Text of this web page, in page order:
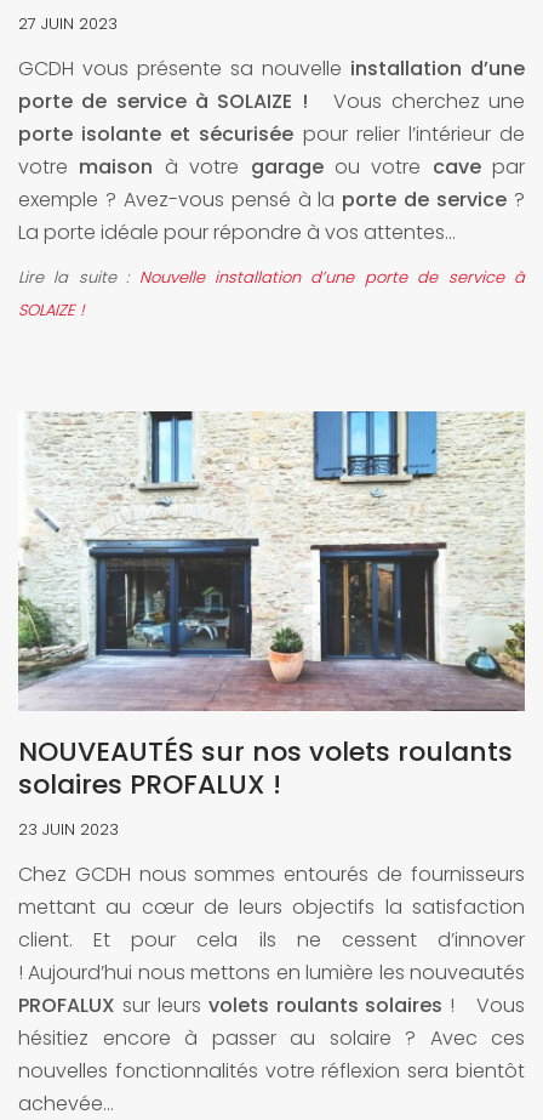
27 JUIN 2023
GCDH vous présente sa nouvelle installation d’une
porte de service à SOLAIZE ! Vous cherchez une
porte isolante et sécurisée pour relier l’intérieur de
votre maison à votre garage ou votre cave par
exemple ? Avez-vous pensé à la porte de service ?
La porte idéale pour répondre à vos attentes...
Lire la suite : Nouvelle installation d’une porte de service à
SOLAIZE !
NOUVEAUTÉS sur nos volets roulants
solaires PROFALUX !
23 JUIN 2023
Chez GCDH nous sommes entourés de fournisseurs
mettant au cœur de leurs objectifs la satisfaction
client. Et pour cela ils ne cessent d’innover
! Aujourd’hui nous mettons en lumière les nouveautés
PROFALUX sur leurs volets roulants solaires ! Vous
hésitiez encore à passer au solaire ? Avec ces
nouvelles fonctionnalités votre réflexion sera bientôt
achevée...